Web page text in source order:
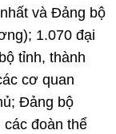
và Đảng bộ
1.070 đại
tỉnh, thành
cơ quan
Đảng bộ
đoàn thể